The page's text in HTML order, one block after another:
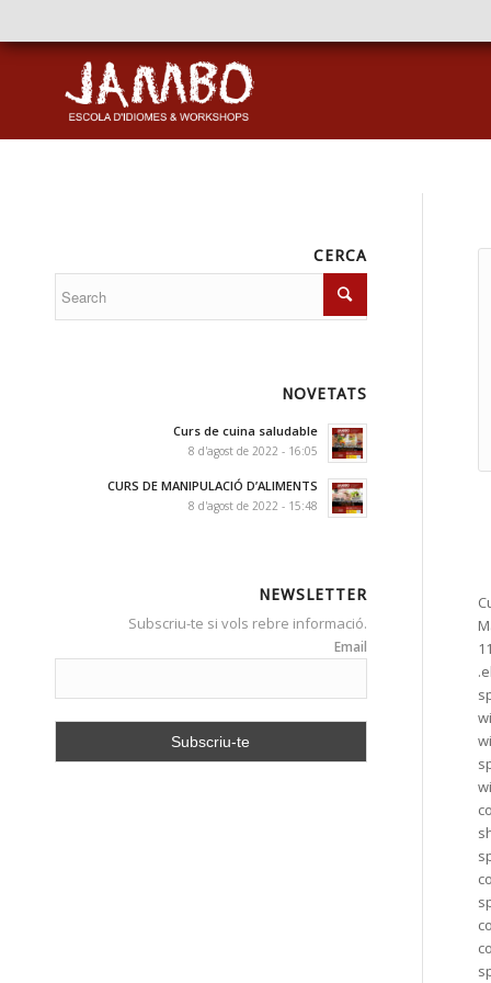
CERCA
NOVETATS
Curs de cuina saludable
8 d'agost de 2022 - 16:05
CURS DE MANIPULACIÓ D’ALIMENTS
8 d'agost de 2022 - 15:48
NEWSLETTER
Subscriu-te si vols rebre informació.
Email